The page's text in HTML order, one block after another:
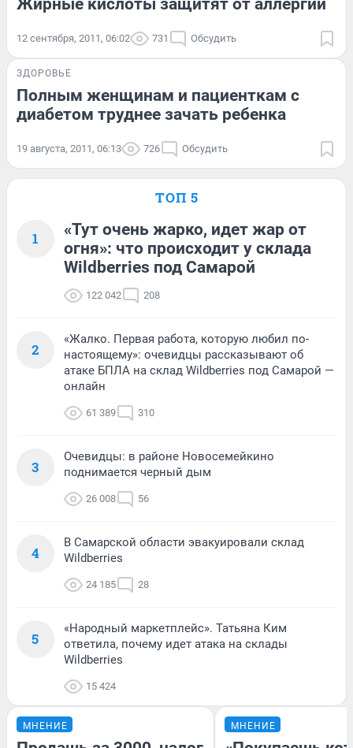
12 сентября, 2011, 06:02 731 Обсудить
ЗДОРОВЬЕ
Полным женщинам и пациенткам с
диабетом труднее зачать ребенка
19 августа, 2011, 06:13 726 Обсудить
ТОП 5
1
«Тут очень жарко, идет жар от
огня»: что происходит у склада
Wildberries под Самарой
122 042 208
2
«Жалко. Первая работа, которую любил по-
настоящему»: очевидцы рассказывают об
атаке БПЛА на склад Wildberries под Самарой —
онлайн
61 389 310
3
Очевидцы: в районе Новосемейкино
поднимается черный дым
26 008 56
4
В Самарской области эвакуировали склад
Wildberries
24 185 28
5
«Народный маркетплейс». Татьяна Ким
ответила, почему идет атака на склады
Wildberries
15 424
МНЕНИЕ МНЕНИЕ